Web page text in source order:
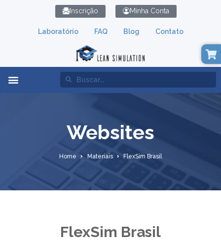
Laboratório FAQ Blog Contato
Inscrição Minha Conta
Websites
Home Materiais FlexSim Brasil
FlexSim Brasil